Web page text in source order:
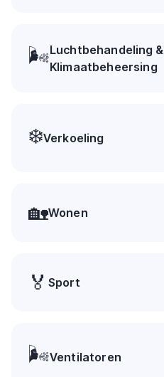
🌬️Luchtbehandeling &
Klimaatbeheersing
❄️Verkoeling
🏡Wonen
🏅 Sport
🌬️Ventilatoren